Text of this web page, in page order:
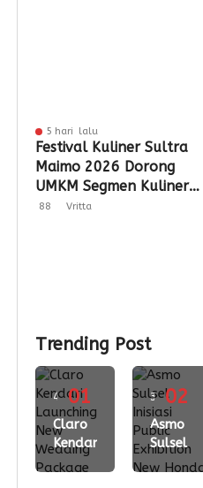
5 hari lalu
Festival Kuliner Sultra
Maimo 2026 Dorong
UMKM Segmen Kuliner
Perluas Akses Pasar
88 Vritta
Trending Post
01
4
minggu
lalu
Claro
Kendari
Launching
02
3
minggu
lalu
Asmo
Sulsel
Inisiasi